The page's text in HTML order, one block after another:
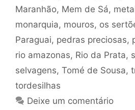
Maranhão, Mem de Sá,
monarquia, mouros, os
Paraguai, pedras preciosas,
rio amazonas, Rio da Prata,
selvagens, Tomé de Sousa,
tordesilhas
Deixe um comentário